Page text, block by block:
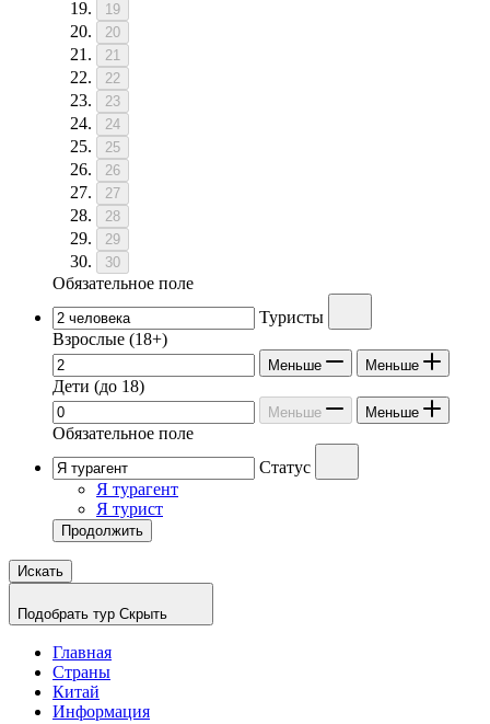
19
20
21
22
23
24
25
26
27
28
29
30
Обязательное поле
Туристы
Взрослые (18+)
Меньше Меньше
Дети (до 18)
Меньше Меньше
Обязательное поле
Статус
Я турагент
Я турист
Продолжить
Искать
Подобрать тур Скрыть
Главная
Страны
Китай
Информация